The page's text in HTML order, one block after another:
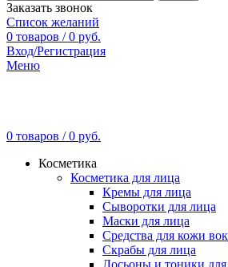
Заказать звонок
Список желаний
0 товаров / 0 руб.
Вход/Регистрация
Меню
0 товаров / 0 руб.
Косметика
Косметика для лица
Кремы для лица
Сыворотки для лица
Маски для лица
Средства для кожи
Скрабы для лица
Лосьоны и тоники для